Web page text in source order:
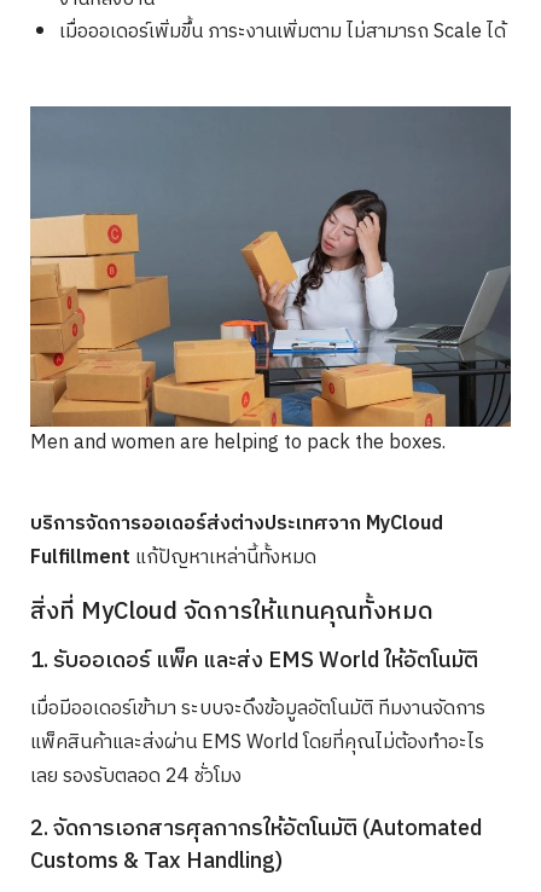
เมื่อออเดอร์เพิ่มขึ้น ภาระงานเพิ่มตาม ไม่สามารถ Scale ได้
Men and women are helping to pack the boxes.
บริการจัดการออเดอร์ส่งต่างประเทศจาก MyCloud
Fulfillment แก้ปัญหาเหล่านี้ทั้งหมด
สิ่งที่ MyCloud จัดการให้แทนคุณทั้งหมด
1. รับออเดอร์ แพ็ค และส่ง EMS World ให้อัตโนมัติ
เมื่อมีออเดอร์เข้ามา ระบบจะดึงข้อมูลอัตโนมัติ ทีมงานจัดการ
แพ็คสินค้าและส่งผ่าน EMS World โดยที่คุณไม่ต้องทำอะไร
เลย รองรับตลอด 24 ชั่วโมง
2. จัดการเอกสารศุลกากรให้อัตโนมัติ (Automated
Customs & Tax Handling)